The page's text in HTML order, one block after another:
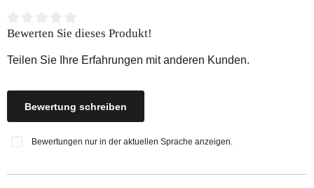
Durchschnittliche Bewertung von 0 von 5 Sternen
Bewerten Sie dieses Produkt!
Teilen Sie Ihre Erfahrungen mit anderen Kunden.
Bewertung schreiben
Bewertungen nur in der aktuellen Sprache anzeigen.